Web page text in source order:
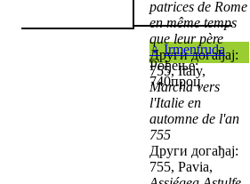
patrices de Rome
en même temps
que leur père
Други догађај:
755, Italy,
Marcha vers
l'Italie en
automne de l'an
755
Други догађај:
755, Pavia,
♀ Irmentruda
Рођење:
740проц